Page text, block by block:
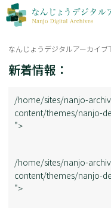
なんじょうデジタルアーカイブ
新着情報：
/home/sites/nanjo-
content/themes/nanjo-
">
/home/sites/nanjo-
content/themes/nanjo-
">